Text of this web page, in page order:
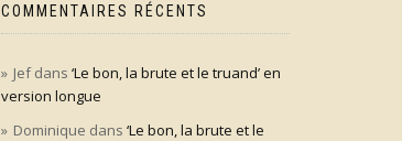
COMMENTAIRES RÉCENTS
Jefdans ‘Le bon, la brute et le truand’ en
version longue
Dominique dans ‘Le bon, la brute et le